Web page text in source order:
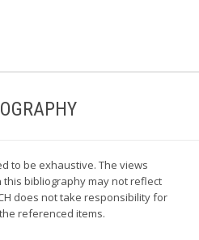
to be exhaustive. The views
bibliography may not reflect
does not take responsibility for
referenced items.